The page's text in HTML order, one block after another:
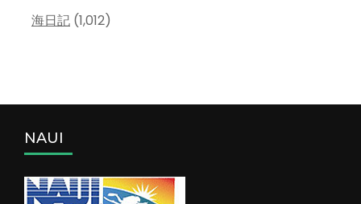
海日記 (1,012)
NAUI